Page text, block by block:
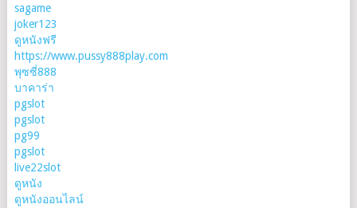
sagame
joker123
ดูหนังฟรี
https://www.pussy888play.com
พุซซี่888
บาคาร่า
pgslot
pgslot
pg99
pgslot
live22slot
ดูหนัง
ดูหนังออนไลน์